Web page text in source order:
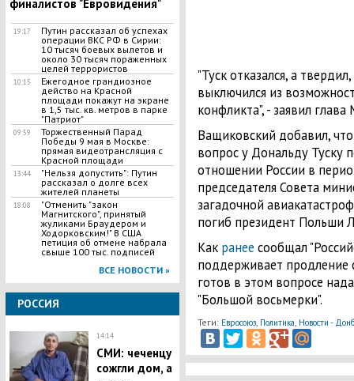
финалистов "Евровидения"
19:17
Путин рассказал об успехах
операции ВКС РФ в Сирии:
10 тысяч боевых вылетов и
около 30 тысяч пораженных
целей террористов
10:15
Ежегодное грандиозное
действо на Красной
площади покажут на экране
в 1,5 тыс. кв. метров в парке
"Патриот"
09:59
Торжественный Парад
Победы 9 мая в Москве:
прямая видеотрансляция с
Красной площади
13:44
"Нельзя допустить": Путин
рассказал о долге всех
жителей планеты
18:08
"Отменить "закон
Магнитского", принятый
жуликами Браудером и
Ходорковским!" В США
петиция об отмене набрала
свыше 100 тыс. подписей
ВСЕ НОВОСТИ »
РОССИЯ
14:14
СМИ: чеченцу
сожгли дом, а
"Туск отказался, а
выключился из
конфликта", - заявил
Ващиковский добавил,
вопрос у Дональду Туску
отношении России в
председателя Совета
загадочной
погиб президент Польши
Как ранее сообщал
поддерживает продление
готов в этом вопросе
"Большой восьмерки".
Теги: Евросоюз, Политика Новости -